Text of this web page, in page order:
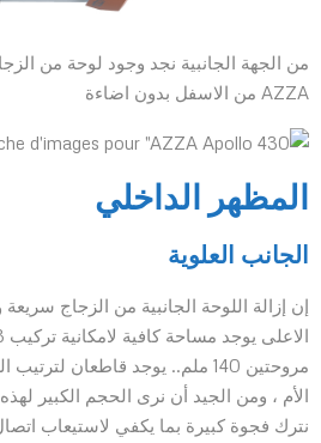
من الجهة الجانبية نجد وجود لوحة من
AZZA من الاسفل بدون اضاءة
المظهر الداخلي
الجانب العلوية
إن إزالة اللوحة الجانبية من الزجاج
مروحتين 140 ملم.. يوجد قاطعان
الأم ، ومن الجيد أن نرى الحجم الكبير
نترك فجوة كبيرة بما يكفي لاستيعاب